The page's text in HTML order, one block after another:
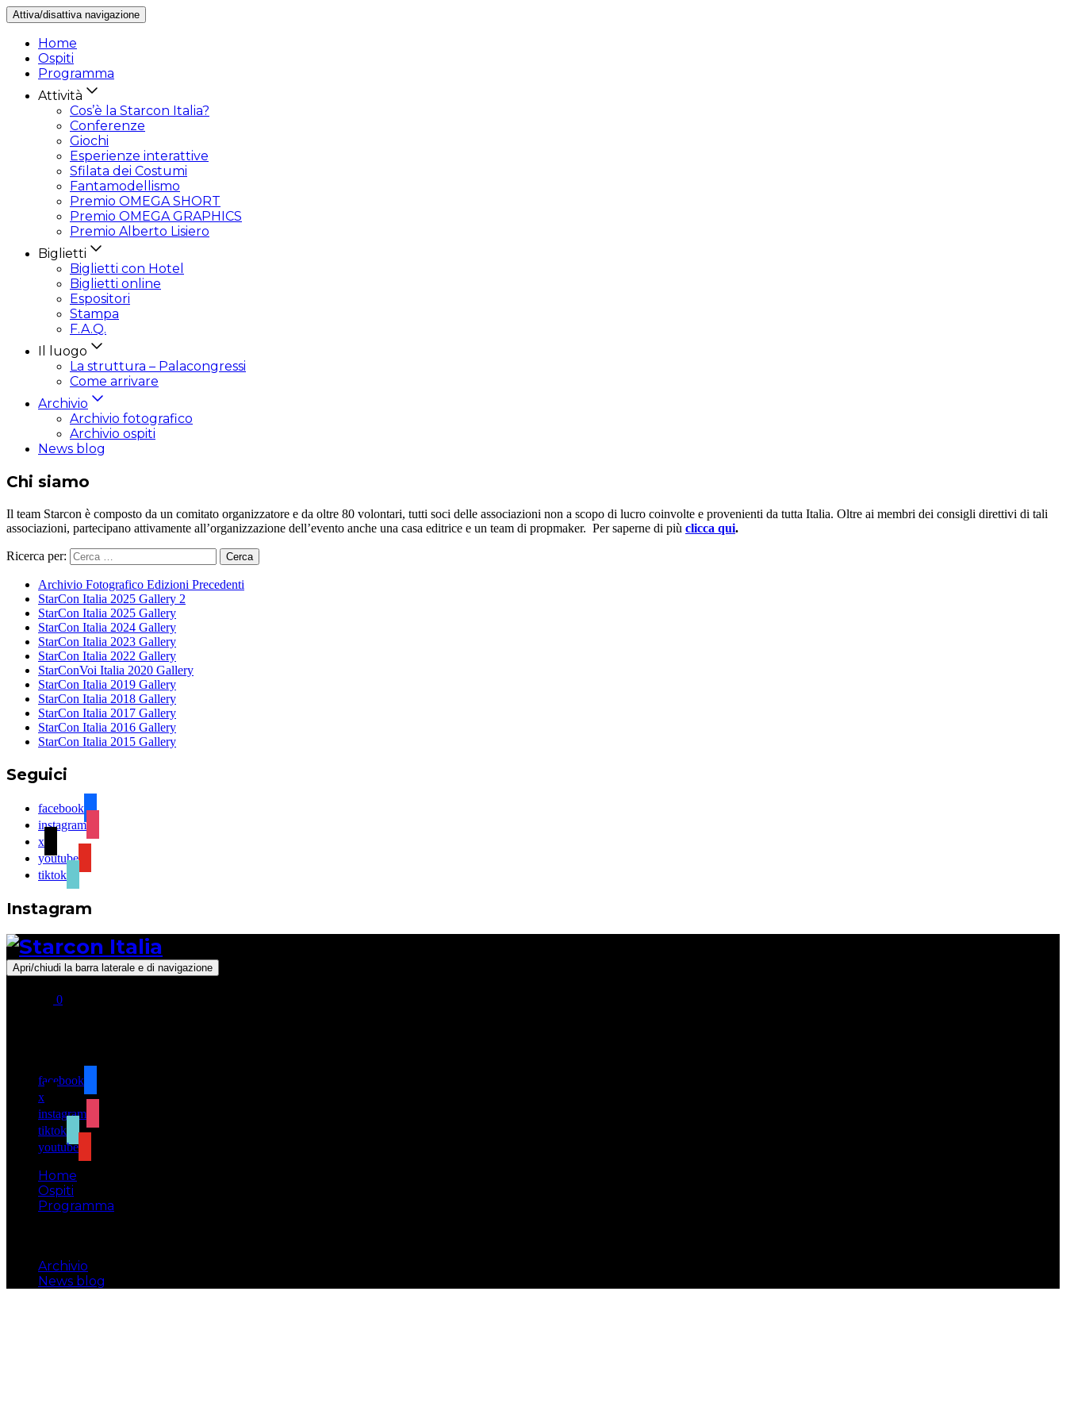
Attiva/disattiva navigazione
Home
Ospiti
Programma
Attività
Cos’è la Starcon Italia?
Conferenze
Giochi
Esperienze interattive
Sfilata dei Costumi
Fantamodellismo
Premio OMEGA SHORT
Premio OMEGA GRAPHICS
Premio Alberto Lisiero
Biglietti
Biglietti con Hotel
Biglietti online
Espositori
Stampa
F.A.Q.
Il luogo
La struttura – Palacongressi
Come arrivare
Archivio
Archivio fotografico
Archivio ospiti
News blog
Chi siamo
Il team Starcon è composto da un comitato organizzatore e da oltre 80 volontari, tutti soci delle associazioni non a scopo di lucro coinvolte e provenienti da tutta Italia. Oltre ai membri dei consigli direttivi di tali
associazioni, partecipano attivamente all’organizzazione dell’evento anche una casa editrice e un team di propmaker. Per saperne di più clicca qui.
Ricerca per:
Archivio Fotografico Edizioni Precedenti
StarCon Italia 2025 Gallery 2
StarCon Italia 2025 Gallery
StarCon Italia 2024 Gallery
StarCon Italia 2023 Gallery
StarCon Italia 2022 Gallery
StarConVoi Italia 2020 Gallery
StarCon Italia 2019 Gallery
StarCon Italia 2018 Gallery
StarCon Italia 2017 Gallery
StarCon Italia 2016 Gallery
StarCon Italia 2015 Gallery
Seguici
facebook
instagram
x
youtube
tiktok
Instagram
Apri/chiudi la barra laterale e di navigazione
0
facebook
x
instagram
tiktok
youtube
Home
Ospiti
Programma
Archivio
News blog